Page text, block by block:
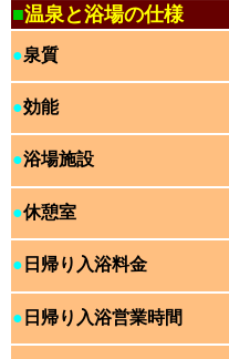
■温泉と浴場の仕様
●泉質
●効能
●浴場施設
●休憩室
● 日帰り入浴料金
● 日帰り入浴営業時間